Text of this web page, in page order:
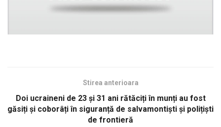
Stirea anterioara
Doi ucraineni de 23 și 31 ani rătăciți în munți au fost
găsiți și coborâți în siguranță de salvamontiști și polițiști
de frontieră